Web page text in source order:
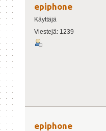
epiphone
Käyttäjä
Viestejä: 1239
epiphone